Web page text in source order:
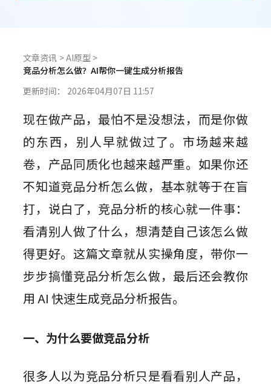
墨刀设计
专业UI设计、设计转代码、导入Figma
AI一键生成，海量PPT模板任选
墨刀流程图
步骤有序，流向一目了然
模板素材
海量原型模板
百套高质量组件包，一键高效复用
图标素材
千款免费图标资源，可商用更省心
AI生成APP
AI生成PRD
AI需求评审
AI产品调研
AI生成PPT
Linux
HarmonyOS
插件
Sketch
Adobe XD
Axure 在线分享
企业版
私有化部署
企业需求诊断 定制解决方案
快速了解墨刀 推荐团队使用
接入智能引擎 重塑设计流程
行业案例
帮助
图文教程
视频教程
功能更新
文章资讯
文章资讯 >AI原型 >
竞品分析怎么做？AI帮你一键生成分析报告
更新时间： 2026年04月07日 11:57
现在做产品，最怕不是没想法，而是你做
的东西，别人早就做过了。市场越来越
卷，产品同质化也越来越严重。如果你还
不知道竞品分析怎么做，基本就等于在盲
打，说白了，竞品分析的核心就一件事：
看清别人做了什么，想清楚自己该怎么做
得更好。这篇文章就从实操角度，带你一
步步搞懂竞品分析怎么做，最后还会教你
用 AI 快速生成竞品分析报告。
一、为什么要做竞品分析
很多人以为竞品分析只是看看别人产品，